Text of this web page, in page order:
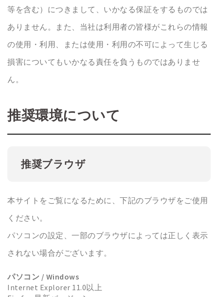
等を含む）につきまして、いかなる保証をするものでは
ありません。また、当社は利用者の皆様がこれらの情報
の使用・利用、または使用・利用の不可によって生じる
損害についてもいかなる責任を負うものではありませ
ん。
推奨環境について
推奨ブラウザ
本サイトをご覧になるために、下記のブラウザをご使用
ください。
パソコンの設定、一部のブラウザによっては正しく表示
されない場合がございます。
パソコン / Windows
Internet Explorer 11.0以上